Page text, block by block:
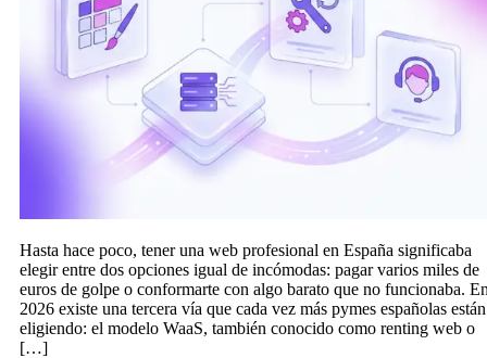
Hasta hace poco, tener una web profesional en España significaba
elegir entre dos opciones igual de incómodas: pagar varios miles de
euros de golpe o conformarte con algo barato que no funcionaba.
2026 existe una tercera vía que cada vez más pymes españolas están
eligiendo: el modelo WaaS, también conocido como renting web o
[…]